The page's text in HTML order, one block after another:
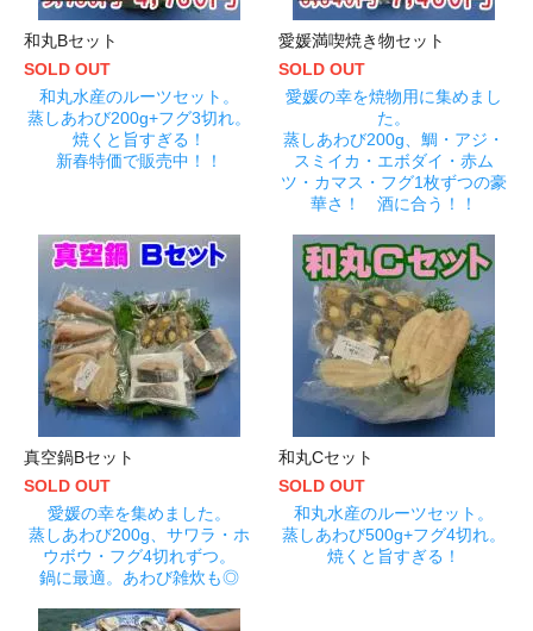
和丸Bセット
SOLD OUT
和丸水産のルーツセット。
蒸しあわび200g+フグ3切れ。
焼くと旨すぎる！
新春特価で販売中！！
愛媛満喫焼き物セット
SOLD OUT
愛媛の幸を焼物用に集めまし
た。
蒸しあわび200g、鯛・アジ・
スミイカ・エボダイ・赤ム
ツ・カマス・フグ1枚ずつの豪
華さ！ 酒に合う！！
真空鍋Bセット
SOLD OUT
愛媛の幸を集めました。
蒸しあわび200g、サワラ・ホ
ウボウ・フグ4切れずつ。
鍋に最適。あわび雑炊も◎
和丸Cセット
SOLD OUT
和丸水産のルーツセット。
蒸しあわび500g+フグ4切れ。
焼くと旨すぎる！